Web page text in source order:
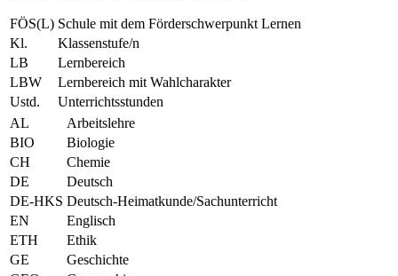
FÖS(L) Schule mit dem Förderschwerpunkt Lernen
Kl.
Klassenstufe/n
LB
Lernbereich
LBW
Lernbereich mit Wahlcharakter
Ustd.
Unterrichtsstunden
AL
Arbeitslehre
BIO
Biologie
CH
Chemie
DE
Deutsch
DE-HKS Deutsch-Heimatkunde/Sachunterricht
EN
Englisch
ETH
Ethik
GE
Geschichte